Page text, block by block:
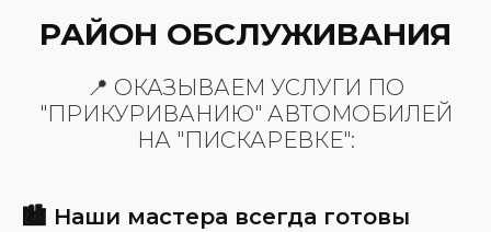
РАЙОН ОБСЛУЖИВАНИЯ
📍 ОКАЗЫВАЕМ УСЛУГИ ПО
"ПРИКУРИВАНИЮ" АВТОМОБИЛЕЙ
НА "ПИСКАРЕВКЕ":
🏙️ Наши мастера всегда готовы